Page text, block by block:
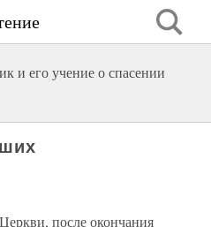
и его учение о спасении
после окончания